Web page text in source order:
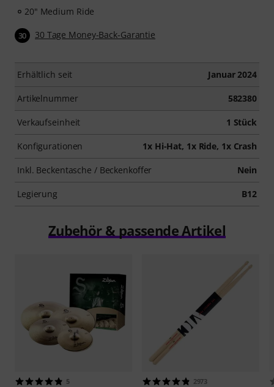
20" Medium Ride
30 30 Tage Money-Back-Garantie
Erhältlich seit Januar 2024
Artikelnummer 582380
Verkaufseinheit 1 Stück
Konfigurationen 1x Hi-Hat, 1x Ride, 1x Crash
Inkl. Beckentasche / Beckenkoffer Nein
Legierung B12
Zubehör & passende Artikel
5 2973